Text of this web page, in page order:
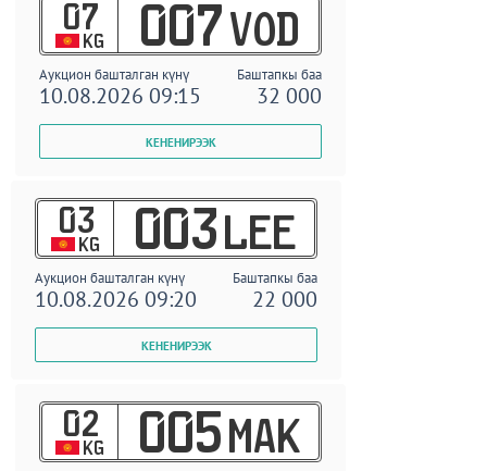
07
KG 007 VOD
Аукцион башталган күнү Баштапкы баа
10.08.2026 09:15 32 000
03
KG 003 LEE
Аукцион башталган күнү Баштапкы баа
10.08.2026 09:20 22 000
02
KG 005 MAK